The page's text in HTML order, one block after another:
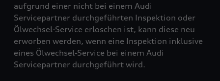
aufgrund einer nicht bei einem Audi
Servicepartner durchgeführten Inspektion oder
Ölwechsel-Service erloschen ist, kann diese neu
erworben werden, wenn eine Inspektion inklusive
eines Ölwechsel-Service bei einem Audi
Servicepartner durchgeführt wird.